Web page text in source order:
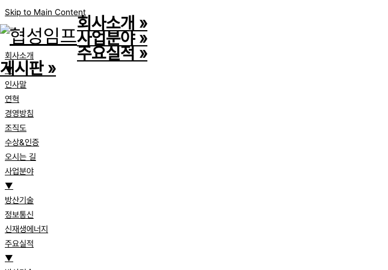
Skip to Main Content
회사소개
▼
인사말
연혁
경영방침
조직도
수상&인증
오시는 길
사업분야
▼
방산기술
정보통신
신재생에너지
주요실적
▼
회사소개 »
사업분야»
주요실적»
게시판»